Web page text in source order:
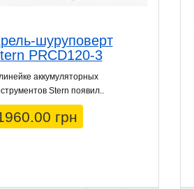
шуруповерт
PRCD120-3
аккумуляторных
Stern появил..
грн